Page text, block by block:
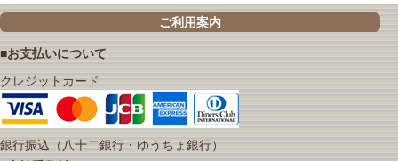
ご利用案内
■お支払いについて
クレジットカード
銀行振込（八十二銀行・ゆうちょ銀行）